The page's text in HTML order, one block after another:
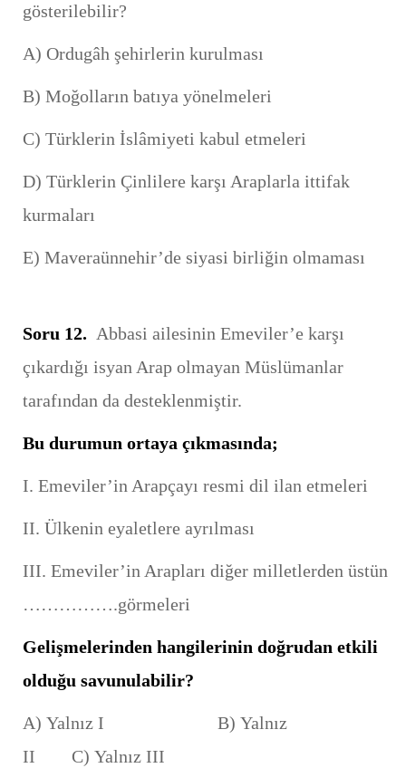
gösterilebilir?
A) Ordugâh şehirlerin kurulması
B) Moğolların batıya yönelmeleri
C) Türklerin İslâmiyeti kabul etmeleri
D) Türklerin Çinlilere karşı Araplarla ittifak
kurmaları
E) Maveraünnehir’de siyasi birliğin olmaması
Soru 12. Abbasi ailesinin Emeviler’e karşı
çıkardığı isyan Arap olmayan Müslümanlar
tarafından da desteklenmiştir.
Bu durumun ortaya çıkmasında;
I. Emeviler’in Arapçayı resmi dil ilan etmeleri
II. Ülkenin eyaletlere ayrılması
III. Emeviler’in Arapları diğer milletlerden üstün
…………….görmeleri
Gelişmelerinden hangilerinin doğrudan etkili
olduğu savunulabilir?
A) Yalnız I B) Yalnız
II C) Yalnız III